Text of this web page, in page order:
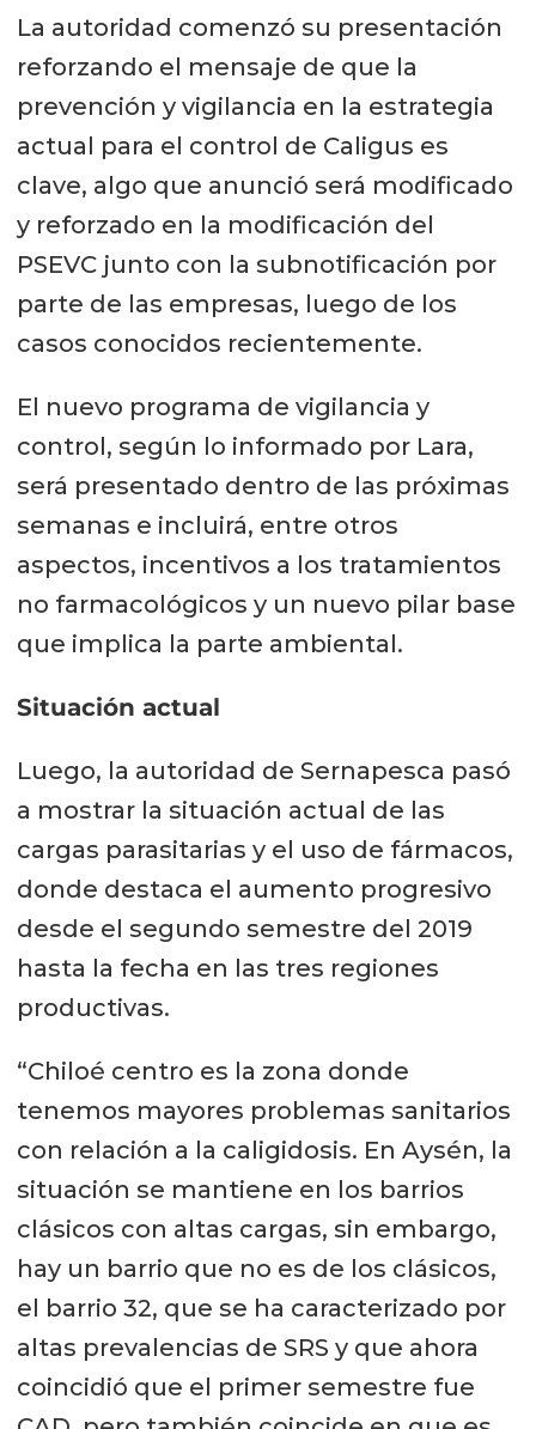
La autoridad comenzó su presentación
reforzando el mensaje de que la
prevención y vigilancia en la estrategia
actual para el control de Caligus es
clave, algo que anunció será modificado
y reforzado en la modificación del
PSEVC junto con la subnotificación por
parte de las empresas, luego de los
casos conocidos recientemente.
El nuevo programa de vigilancia y
control, según lo informado por Lara,
será presentado dentro de las próximas
semanas e incluirá, entre otros
aspectos, incentivos a los tratamientos
no farmacológicos y un nuevo pilar base
que implica la parte ambiental.
Situación actual
Luego, la autoridad de Sernapesca pasó
a mostrar la situación actual de las
cargas parasitarias y el uso de fármacos,
donde destaca el aumento progresivo
desde el segundo semestre del 2019
hasta la fecha en las tres regiones
productivas.
“Chiloé centro es la zona donde
tenemos mayores problemas sanitarios
con relación a la caligidosis. En Aysén, la
situación se mantiene en los barrios
clásicos con altas cargas, sin embargo,
hay un barrio que no es de los clásicos,
el barrio 32, que se ha caracterizado por
altas prevalencias de SRS y que ahora
coincidió que el primer semestre fue